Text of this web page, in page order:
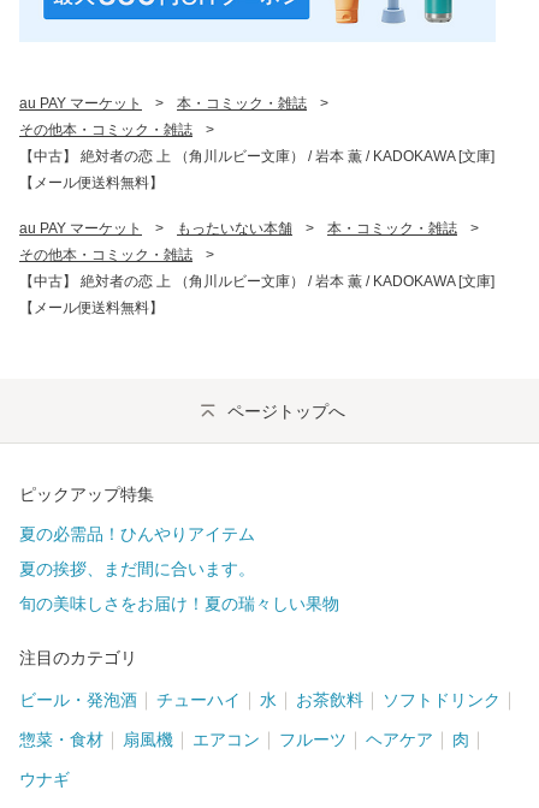
au PAY マーケット > 本・コミック・雑誌
>
その他本・コミック・雑誌
>
【中古】 絶対者の恋 上 （角川ルビー文庫） / 岩本 薫 / KADOKAWA [文庫]
【メール便送料無料】
au PAY マーケット > もったいない本舗 > 本・コミック・雑誌
>
その他本・コミック・雑誌
>
【中古】 絶対者の恋 上 （角川ルビー文庫） / 岩本 薫 / KADOKAWA [文庫]
【メール便送料無料】
ページトップへ
ピックアップ特集
夏の必需品！ひんやりアイテム
夏の挨拶、まだ間に合います。
旬の美味しさをお届け！夏の瑞々しい果物
注目のカテゴリ
ビール・発泡酒 チューハイ 水 お茶飲料 ソフトドリンク
惣菜・食材 扇風機 エアコン フルーツ ヘアケア 肉
ウナギ